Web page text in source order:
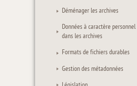
Déménager les archives
Données à caractère personnel
dans les archives
Formats de fichiers durables
Gestion des métadonnées